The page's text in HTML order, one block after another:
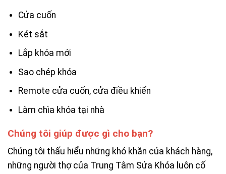
Cửa cuốn
Két sắt
Lắp khóa mới
Sao chép khóa
Remote cửa cuốn, cửa điều khiển
Làm chìa khóa tại nhà
Chúng tôi giúp được gì cho bạn?
Chúng tôi thấu hiểu những khó khăn của khách hàng,
những người thợ của Trung Tâm Sửa Khóa luôn cố